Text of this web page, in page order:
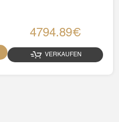
4794.89€
VERKAUFEN